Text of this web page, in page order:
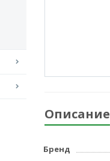
Описание
Бренд